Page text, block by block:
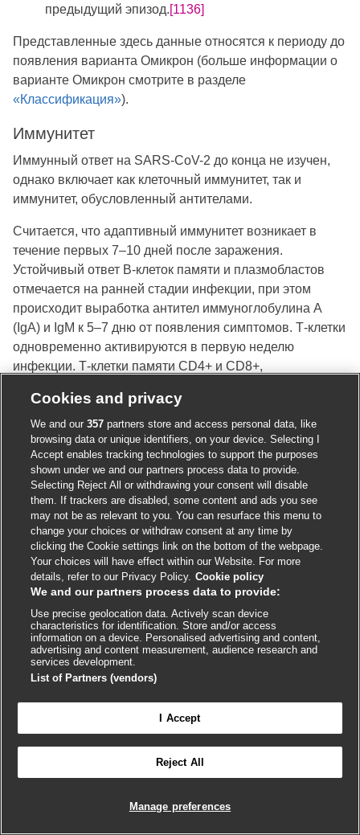
предыдущий эпизод.[1136]
Представленные здесь данные относятся к периоду до
появления варианта Омикрон (больше информации о
варианте Омикрон смотрите в разделе
«Классификация»).
Иммунитет
Иммунный ответ на SARS-CoV-2 до конца не изучен,
однако включает как клеточный иммунитет, так и
иммунитет, обусловленный антителами.
Считается, что адаптивный иммунитет возникает в
течение первых 7–10 дней после заражения.
Устойчивый ответ B-клеток памяти и плазмобластов
отмечается на ранней стадии инфекции, при этом
происходит выработка антител иммуноглобулина A
(IgA) и IgM к 5–7 дню от появления симптомов. Т-клетки
одновременно активируются в первую неделю
инфекции. Т-клетки памяти CD4+ и CD8+,
недели. Ответ со стороны антител и Т-клеток у каждого
пациента происходит по-разному и зависит от возраста
и степени тяжести заболевания. [1145]
Иммунитет, обусловленный антителами
Приблизительно у 85–99% инфицированных
людей вырабатываются определяемые
нейтрализующие антитела в течение 4-х недель
после естественного заражения. Однако это
зависит от тяжести заболевания, условий
метода измерения антител. [1146] [1147]
Доказательства умеренной силы указывают на то,
что у большинства взрослых после заражения
вырабатываются определяемые уровни антител
IgM и IgG. Уровни IgM достигают пика в начале
течения болезни приблизительно через 20 дней, а
приблизительно через 25 дней после появления
симптомов и могут оставаться определяемым в
течение как минимум 120 дней. У большинства
Войдите в учетную запись, чтобы получить
полноценный доступ к BMJ Best Practice

Cookies and privacy
We and our357 partners store and access personal data, like
browsing data or unique identifiers, on your device. Selecting I
Accept enables tracking technologies to support the purposes
shown under we and our partners process data to provide.
Selecting Reject All or withdrawing your consent will disable
them. If trackers are disabled, some content and ads you see
may not be as relevant to you. You can resurface this menu to
change your choices or withdraw consent at any time by
clicking the Cookie settings link on the bottom of the webpage.
Your choices will have effect within our Website. For more
details, refer to our Privacy Policy. Cookie policy
We and our partners process data to provide:
Use precise geolocation data. Actively scan device
characteristics for identification. Store and/or access
information on a device. Personalised advertising and content,
advertising and content measurement, audience research and
services development.
List of Partners (vendors)
I Accept
Reject All
Manage preferences